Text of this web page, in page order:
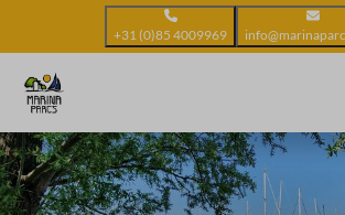
+31 (0)85 4009969